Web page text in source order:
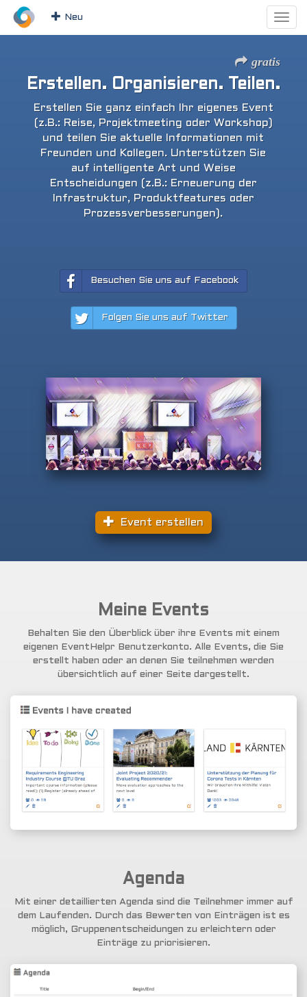
Neu
Erstellen. Organisieren. Teilen.
gratis
Erstellen Sie ganz einfach Ihr eigenes Event
(z.B.: Reise, Projektmeeting oder Workshop)
und teilen Sie aktuelle Informationen mit
Freunden und Kollegen. Unterstützen Sie
auf intelligente Art und Weise
Entscheidungen (z.B.: Erneuerung der
Infrastruktur, Produktfeatures oder
Prozessverbesserungen).
Besuchen Sie uns auf Facebook
Folgen Sie uns auf Twitter
Event erstellen
Meine Events
Behalten Sie den Überblick über ihre Events mit einem
eigenen EventHelpr Benutzerkonto. Alle Events, die Sie
erstellt haben oder an denen Sie teilnehmen werden
übersichtlich auf einer Seite dargestellt.
Agenda
Mit einer detaillierten Agenda sind die Teilnehmer immer auf
dem Laufenden. Durch das Bewerten von Einträgen ist es
möglich, Gruppenentscheidungen zu erleichtern oder
Einträge zu priorisieren.